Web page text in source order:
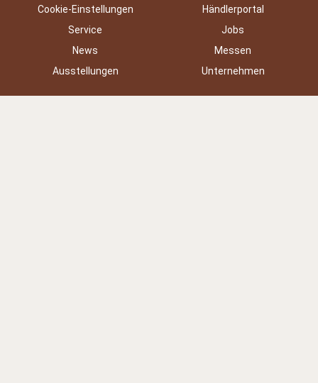
Cookie-Einstellungen
Händlerportal
Service
Jobs
News
Messen
Ausstellungen
Unternehmen